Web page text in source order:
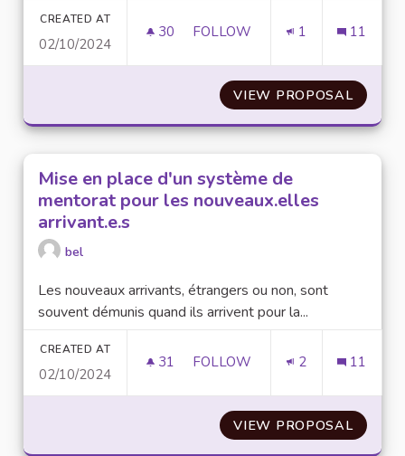
CREATED AT
02/10/2024
30 30 FOLLOWERS
FOLLOW 1 11
VIEW PROPOSALPLUS
Mise en place d'un système de
mentorat pour les nouveaux.elles
arrivant.e.s
bel
Les nouveaux arrivants, étrangers ou non, sont
souvent démunis quand ils arrivent pour la...
CREATED AT
02/10/2024
31 31 FOLLOWERS
FOLLOW 2 11
VIEW PROPOSALMISE